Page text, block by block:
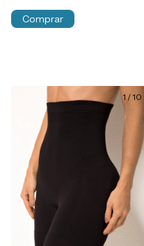
Comprar
1 /10